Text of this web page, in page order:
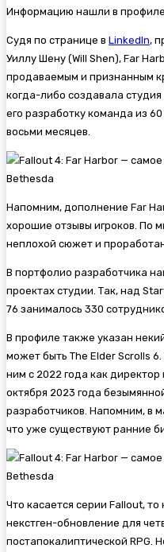
Информацию нашли в профиле
Судя по странице в LinkedIn,
Уиллу Шену (Will Shen), Far
продаваемым и признанным
когда-либо создавала
его разработку команда из
восьми месяцев.
Напомним, дополнение Far
хорошие отзывы игроков. По
неплохой сюжет и
В портфолио разработчика
проектах студии. Так, над
76 занималось 330
В профиле также указан
может быть The Elder Scrolls
ним с 2022 года как
октября 2023 года
разработчиков. Напомним, в
что уже существуют ранние
Что касается серии Fallout, то
некстген-обновление для
постапокалиптической RPG.